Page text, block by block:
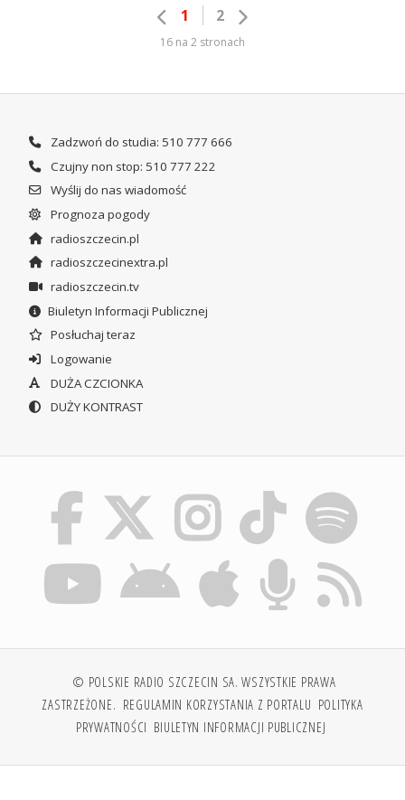
1 2
16 na 2 stronach
Zadzwoń do studia: 510 777 666
Czujny non stop: 510 777 222
Wyślij do nas wiadomość
Prognoza pogody
radioszczecin.pl
radioszczecinextra.pl
radioszczecin.tv
Biuletyn Informacji Publicznej
Posłuchaj teraz
Logowanie
DUŻA CZCIONKA
DUŻY KONTRAST
© POLSKIE RADIO SZCZECIN SA. WSZYSTKIE PRAWA
ZASTRZEŻONE. REGULAMIN KORZYSTANIA Z PORTALU POLITYKA
PRYWATNOŚCI BIULETYN INFORMACJI PUBLICZNEJ